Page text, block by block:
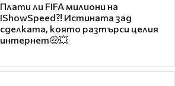
Плати ли FIFA милиони на
IShowSpeed?! Истината зад
сделката, която разтърси целия
интернет🤑💥